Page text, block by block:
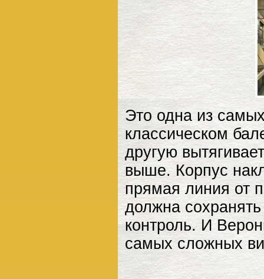
Это одна из
классическом
другую
выше. Корпус
прямая линия от
должна
контроль. И
самых сложных